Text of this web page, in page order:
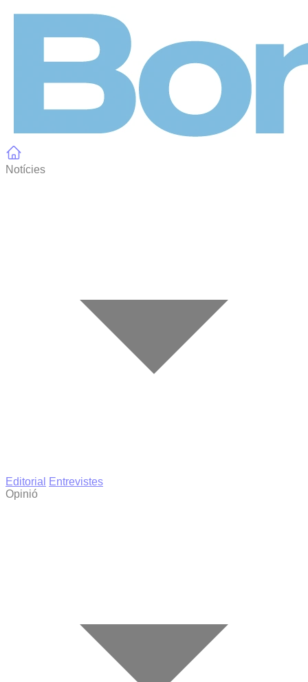
Notícies
Editorial
Entrevistes
Opinió